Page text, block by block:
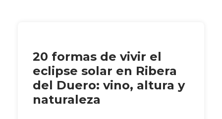
20 formas de vivir el
eclipse solar en Ribera
del Duero: vino, altura y
naturaleza